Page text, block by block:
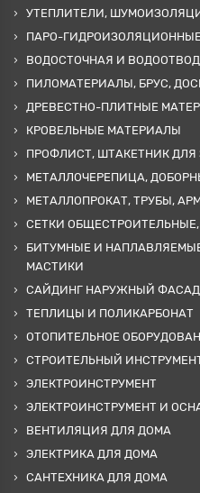
УТЕПЛИТЕЛИ,
ПАРО-
ВОДОСТОЧНАЯ И
ПИЛОМАТЕРИАЛЫ, БРУС,
ДРЕВЕСТНО-ПЛИТНЫЕ
КРОВЕЛЬНЫЕ МАТЕРИАЛЫ
ПРОФЛИСТ, ШТАКЕТНИК ДЛЯ
МЕТАЛЛОЧЕРЕПИЦА,
МЕТАЛЛОПРОКАТ, ТРУБЫ,
СЕТКИ
БИТУМНЫЕ И
МАСТИКИ
САЙДИНГ НАРУЖНЫЙ
ТЕПЛИЦЫ И ПОЛИКАРБОНАТ
ОТОПИТЕЛЬНОЕ
СТРОИТЕЛЬНЫЙ
ЭЛЕКТРОИНСТРУМЕНТ
ЭЛЕКТРОИНСТРУМЕНТ И
ВЕНТИЛЯЦИЯ ДЛЯ ДОМА
ЭЛЕКТРИКА ДЛЯ ДОМА
САНТЕХНИКА ДЛЯ ДОМА